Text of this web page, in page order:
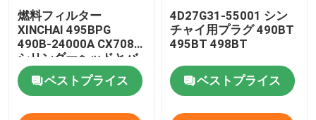
燃料フィルター
XINCHAI 495BPG
490B-24000A CX7085
シリンダーヘッドとバ
ルブシステム
ベストプライス
4D27G31-55001 シン
チャイ用プラグ 490BT
495BT 498BT
ベストプライス